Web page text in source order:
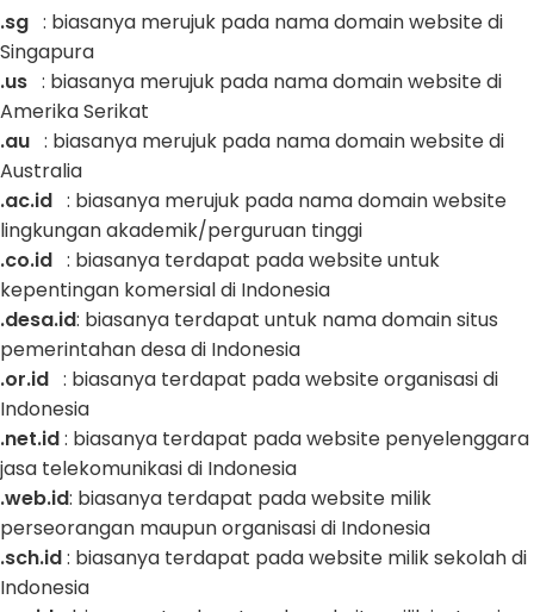
.sg : biasanya merujuk pada nama domain website di
Singapura
.us : biasanya merujuk pada nama domain website di
Amerika Serikat
.au : biasanya merujuk pada nama domain website di
Australia
.ac.id : biasanya merujuk pada nama domain website
lingkungan akademik/perguruan tinggi
.co.id : biasanya terdapat pada website untuk
kepentingan komersial di Indonesia
.desa.id: biasanya terdapat untuk nama domain situs
pemerintahan desa di Indonesia
.or.id : biasanya terdapat pada website organisasi di
Indonesia
.net.id: biasanya terdapat pada website penyelenggara
jasa telekomunikasi di Indonesia
.web.id: biasanya terdapat pada website milik
perseorangan maupun organisasi di Indonesia
.sch.id: biasanya terdapat pada website milik sekolah di
Indonesia